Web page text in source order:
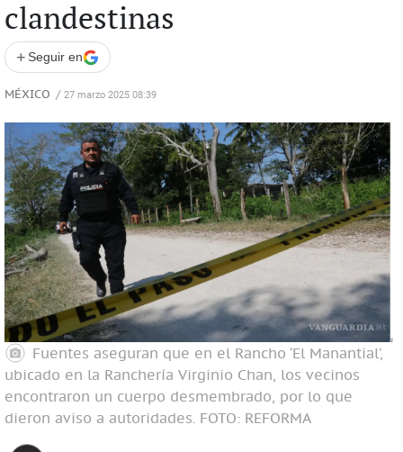
clandestinas
+ Seguir en
MÉXICO / 27 marzo 2025 08:39
Fuentes aseguran que en el Rancho ‘El Manantial’,
ubicado en la Ranchería Virginio Chan, los vecinos
encontraron un cuerpo desmembrado, por lo que
dieron aviso a autoridades. FOTO: REFORMA